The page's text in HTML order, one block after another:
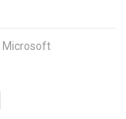
Microsoft